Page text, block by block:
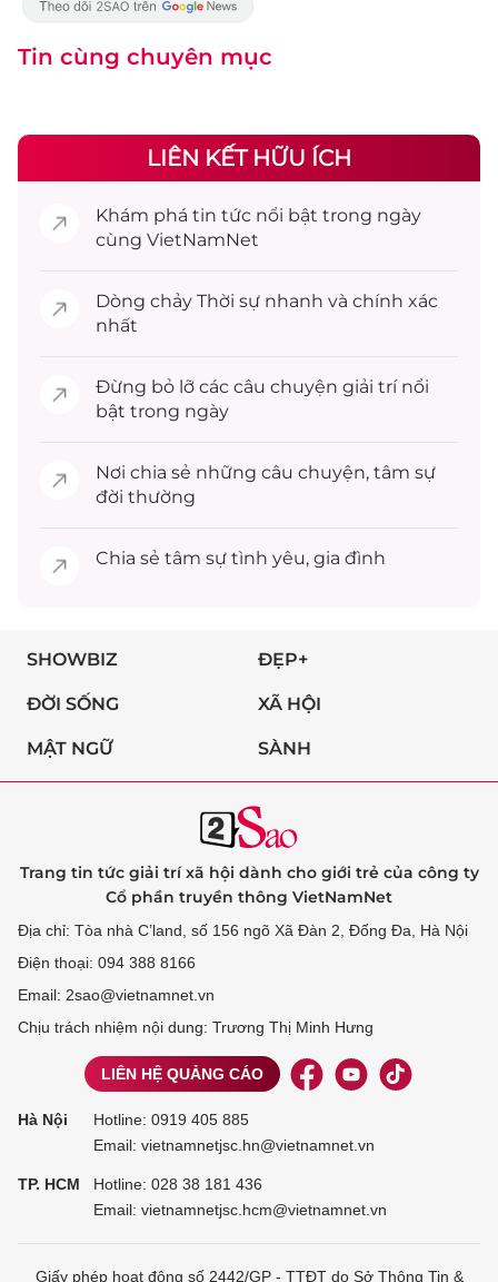
Tin cùng chuyên mục
LIÊN KẾT HỮU ÍCH
Khám phá tin tức nổi bật trong ngày
cùng VietNamNet
Dòng chảy Thời sự nhanh và chính xác
nhất
Đừng bỏ lỡ các câu chuyện giải trínổi
bật trong ngày
Nơi chia sẻ những câu chuyện, tâm sự
đời thường
Chia sẻ tâm sự tình yêu, gia đình
SHOWBIZ ĐẸP+
ĐỜI SỐNG XÃ HỘI
MẬT NGỮ SÀNH
Trang tin tức giải trí xã hội dành cho giới trẻ của công ty
Cổ phần truyền thông VietNamNet
Địa chỉ: Tòa nhà C’land, số 156 ngõ Xã Đàn 2, Đống Đa, Hà Nội
Điện thoại: 094 388 8166
Email: 2sao@vietnamnet.vn
Chịu trách nhiệm nội dung: Trương Thị Minh Hưng
LIÊN HỆ QUẢNG CÁO
Hà Nội Hotline: 0919 405 885
Email: vietnamnetjsc.hn@vietnamnet.vn
TP. HCM Hotline: 028 38 181 436
Email: vietnamnetjsc.hcm@vietnamnet.vn
Giấy phép hoạt động số 2442/GP - TTĐT do Sở Thông Tin &